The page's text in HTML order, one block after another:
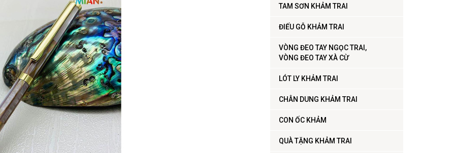
TAM SƠN KHẢM TRAI
ĐIẾU GỖ KHẢM TRAI
VÒNG ĐEO TAY NGỌC TRAI,
VÒNG ĐEO TAY XÀ CỪ
LÓT LY KHẢM TRAI
CHÂN DUNG KHẢM TRAI
CON ỐC KHẢM
QUÀ TẶNG KHẢM TRAI